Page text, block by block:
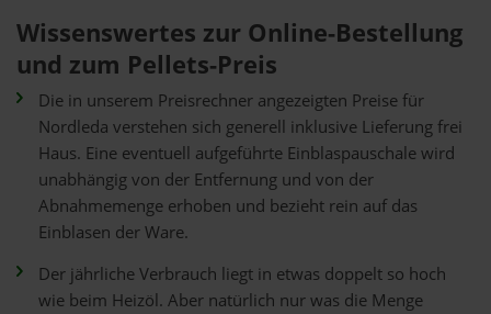
Wissenswertes zur Online-Bestellung
und zum Pellets-Preis
Die in unserem Preisrechner angezeigten Preise für
Nordleda verstehen sich generell inklusive Lieferung frei
Haus. Eine eventuell aufgeführte Einblaspauschale wird
unabhängig von der Entfernung und von der
Abnahmemenge erhoben und bezieht rein auf das
Einblasen der Ware.
Der jährliche Verbrauch liegt in etwas doppelt so hoch
wie beim Heizöl. Aber natürlich nur was die Menge